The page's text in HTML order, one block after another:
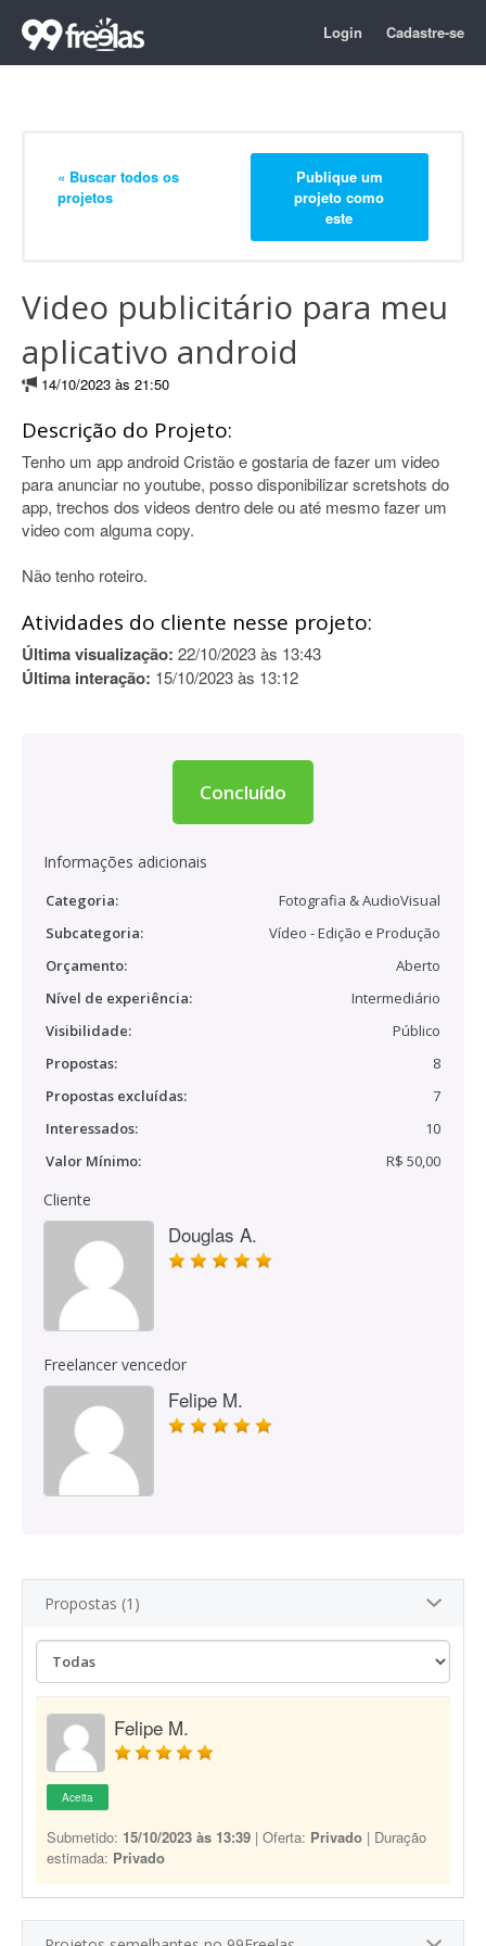
Login Cadastre-se
« Buscar todos os
projetos
Publique um
projeto como
este
Video publicitário para meu
aplicativo android
14/10/2023 às 21:50
Descrição do Projeto:
Tenho um app android Cristão e gostaria de fazer um video
para anunciar no youtube, posso disponibilizar scretshots do
app, trechos dos videos dentro dele ou até mesmo fazer um
video com alguma copy.
Não tenho roteiro.
Atividades do cliente nesse projeto:
Última visualização: 22/10/2023 às 13:43
Última interação: 15/10/2023 às 13:12
Concluído
Informações adicionais
Categoria:
Fotografia & AudioVisual
Subcategoria:
Vídeo - Edição e Produção
Orçamento:
Aberto
Nível de experiência:
Intermediário
Visibilidade:
Público
Propostas:
8
Propostas excluídas:
7
Interessados:
10
Valor Mínimo:
R$ 50,00
Cliente
Douglas A.
Freelancer vencedor
Felipe M.
Propostas (1)
Felipe M.
Aceita
Submetido: 15/10/2023 às 13:39 | Oferta: Privado | Duração
estimada: Privado